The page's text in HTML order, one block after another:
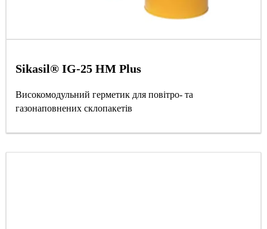
Sikasil® IG-25 HM Plus
Високомодульний герметик для повітро- та
газонаповнених склопакетів